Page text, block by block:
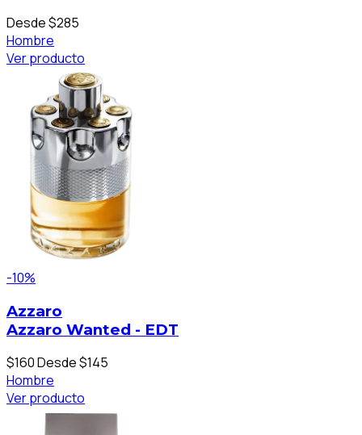
Desde $285
Hombre
Ver producto
-10%
Azzaro
Azzaro Wanted - EDT
$160Desde $145
Hombre
Ver producto